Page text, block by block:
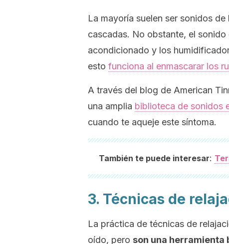
La mayoría suelen ser sonidos
cascadas. No obstante, el
acondicionado y los
esto funciona al enmascarar los
A través del blog de American
una amplia biblioteca de sonidos
cuando te aqueje este síntoma.
También te puede interesar:
3. Técnicas de
La práctica de técnicas de
oído, pero son una herramienta